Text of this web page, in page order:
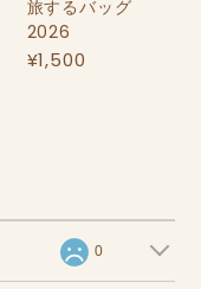
旅するバッグ
2026
¥1,500
0